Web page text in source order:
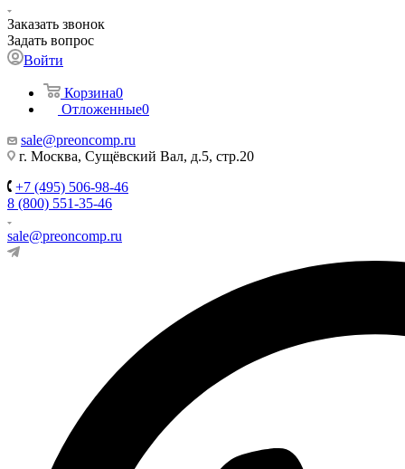
Заказать звонок
Задать вопрос
Войти
Корзина0
Отложенные0
sale@preoncomp.ru
г. Москва, Сущёвский Вал, д.5, стр.20
+7 (495) 506-98-46
8 (800) 551-35-46
sale@preoncomp.ru